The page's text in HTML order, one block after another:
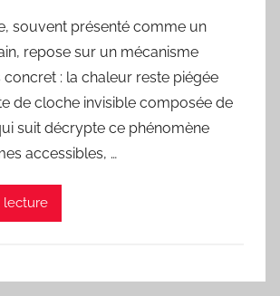
souvent présenté comme un
repose sur un mécanisme
: la chaleur reste piégée
de cloche invisible composée de
suit décrypte ce phénomène
accessibles, …
lecture